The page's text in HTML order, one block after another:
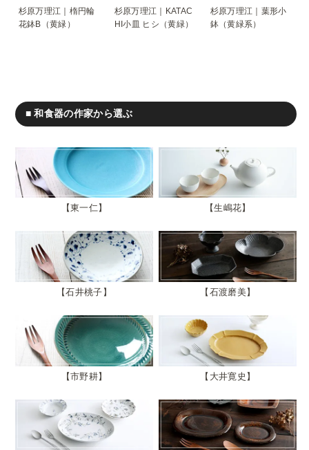
杉原万理江｜楕円輪
花鉢B（黄緑）
杉原万理江｜KATAC
HI小皿 ヒシ（黄緑）
杉原万理江｜葉形小
鉢（黄緑系）
■ 和食器の作家から選ぶ
東一仁 生嶋花
石井桃子 石渡磨美
市野耕 大井寛史